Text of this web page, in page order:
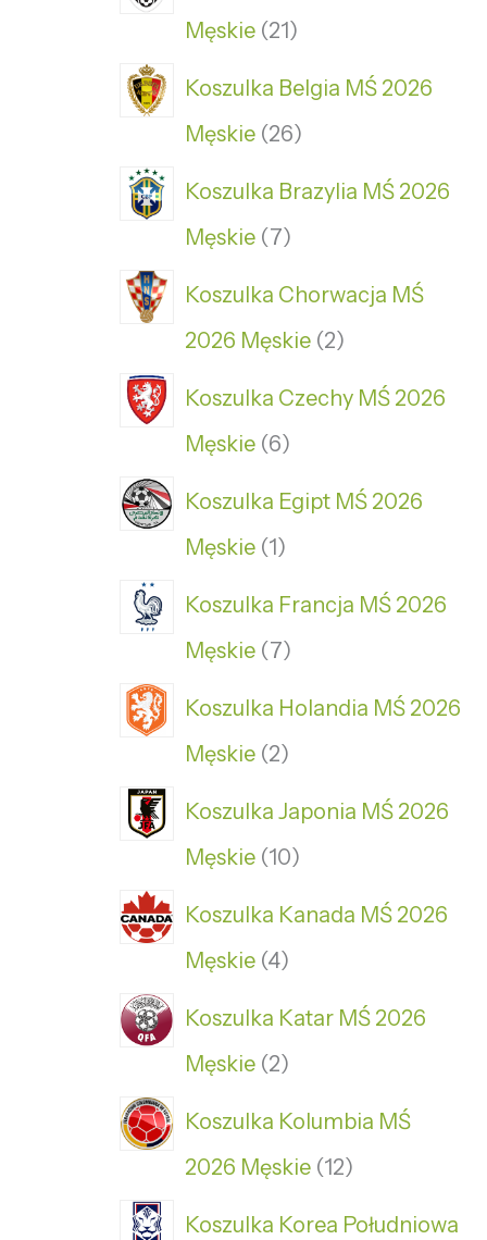
Męskie 21
Koszulka Belgia MŚ 2026
Męskie 26
Koszulka Brazylia MŚ 2026
Męskie 7
Koszulka Chorwacja MŚ
2026 Męskie 2
Koszulka Czechy MŚ 2026
Męskie 6
Koszulka Egipt MŚ 2026
Męskie 1
Koszulka Francja MŚ 2026
Męskie 7
Koszulka Holandia MŚ 2026
Męskie 2
Koszulka Japonia MŚ 2026
Męskie 10
Koszulka Kanada MŚ 2026
Męskie 4
Koszulka Katar MŚ 2026
Męskie 2
Koszulka Kolumbia MŚ
2026 Męskie 12
Koszulka Korea Południowa